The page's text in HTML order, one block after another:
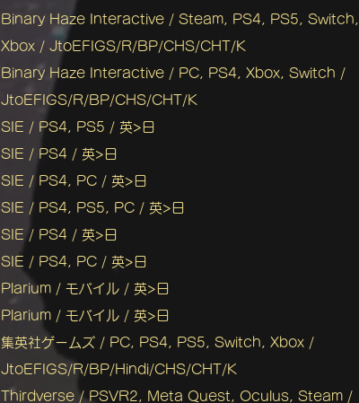
Binary Haze Interactive / Steam, PS4, PS5, Switch,
Xbox / JtoEFIGS/R/BP/CHS/CHT/K
Binary Haze Interactive / PC, PS4, Xbox, Switch /
JtoEFIGS/R/BP/CHS/CHT/K
SIE / PS4, PS5 / 英>日
SIE / PS4 / 英>日
SIE / PS4, PC / 英>日
SIE / PS4, PS5, PC / 英>日
SIE / PS4 / 英>日
SIE / PS4, PC / 英>日
Plarium / モバイル / 英>日
Plarium / モバイル / 英>日
集英社ゲームズ / PC, PS4, PS5, Switch, Xbox /
JtoEFIGS/R/BP/Hindi/CHS/CHT/K
Thirdverse / PSVR2, Meta Quest, Oculus, Steam /